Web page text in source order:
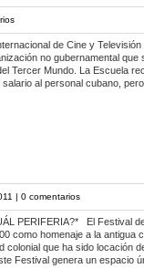
de Cine y Televisión
no gubernamental que
Tercer Mundo. La Escuela
al personal cubano, pero
| 0 comentarios
PERIFERIA?* El Festival
como homenaje a la antigua
colonial que ha sido locación
Festival genera un espacio